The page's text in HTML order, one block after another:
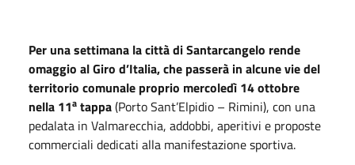
Per una settimana la città di Santarcangelo rende
omaggio al Giro d’Italia, che passerà in alcune vie del
territorio comunale proprio mercoledì 14 ottobre
nella 11a tappa(Porto Sant’Elpidio – Rimini), con una
pedalata in Valmarecchia, addobbi, aperitivi e proposte
commerciali dedicati alla manifestazione sportiva.